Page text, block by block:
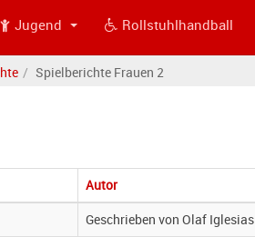
Jugend Rollstuhlhandball
Spielberichte Frauen 2
Autor
Geschrieben von Olaf Iglesias